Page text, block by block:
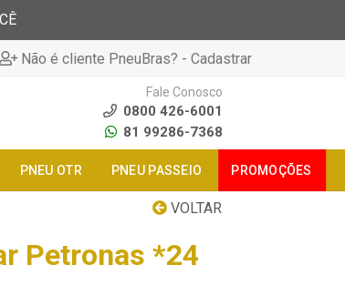
Não é cliente PneuBras? - Cadastrar
Fale Conosco
0800 426-6001
81 99286-7368
PNEU OTR PNEU PASSEIO PROMOÇÕES
VOLTAR
Petronas *24